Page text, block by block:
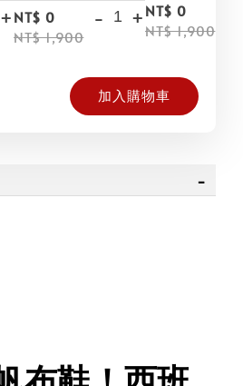
+NT$ 0
NT$ 1,900
- +NT$ 0
NT$ 1,900
加入購物車